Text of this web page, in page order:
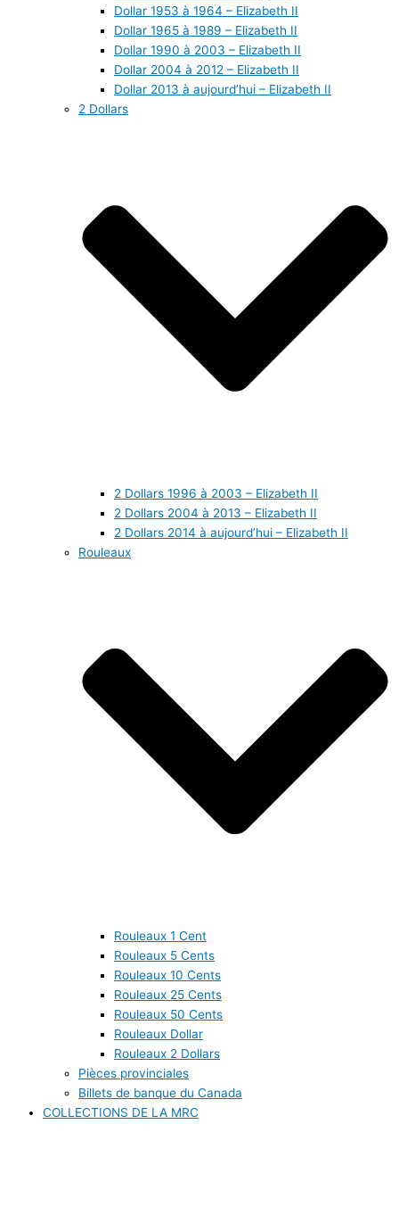
Dollar 1953 à 1964 – Elizabeth II
Dollar 1965 à 1989 – Elizabeth II
Dollar 1990 à 2003 – Elizabeth II
Dollar 2004 à 2012 – Elizabeth II
Dollar 2013 à aujourd’hui – Elizabeth II
2 Dollars
2 Dollars 1996 à 2003 – Elizabeth II
2 Dollars 2004 à 2013 – Elizabeth II
2 Dollars 2014 à aujourd’hui – Elizabeth II
Rouleaux
Rouleaux 1 Cent
Rouleaux 5 Cents
Rouleaux 10 Cents
Rouleaux 25 Cents
Rouleaux 50 Cents
Rouleaux Dollar
Rouleaux 2 Dollars
Pièces provinciales
Billets de banque du Canada
COLLECTIONS DE LA MRC